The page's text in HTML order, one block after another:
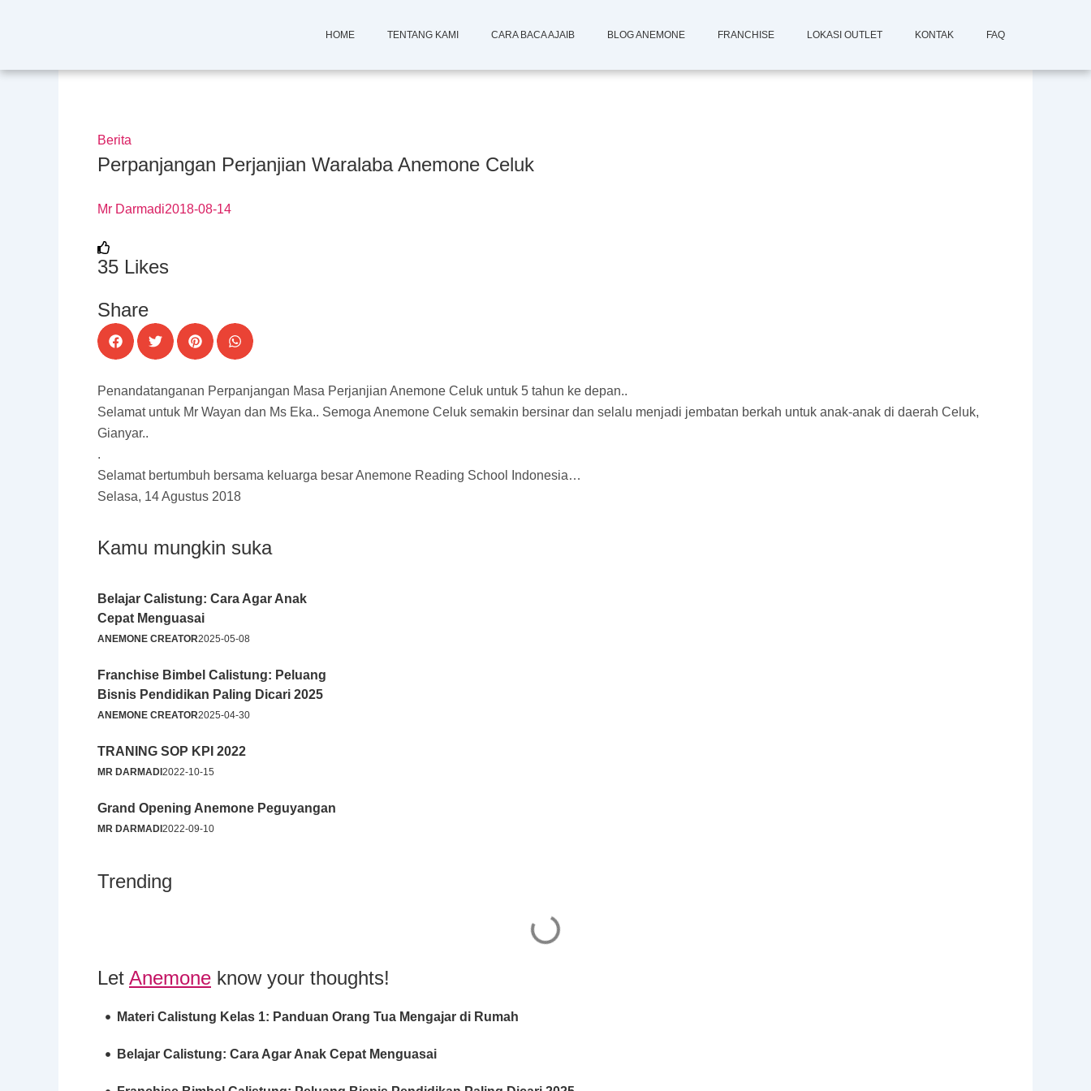
HOME TENTANG KAMI CARA BACA AJAIB BLOG ANEMONE FRANCHISE LOKASI OUTLET KONTAK FAQ
Berita
Perpanjangan Perjanjian Waralaba Anemone Celuk
Mr Darmadi2018-08-14
35 Likes
Share
Penandatanganan Perpanjangan Masa Perjanjian Anemone Celuk untuk 5 tahun ke depan..
Selamat untuk Mr Wayan dan Ms Eka.. Semoga Anemone Celuk semakin bersinar dan selalu menjadi jembatan berkah untuk anak-anak di daerah Celuk,
Gianyar..
.
Selamat bertumbuh bersama keluarga besar Anemone Reading School Indonesia…
Selasa, 14 Agustus 2018
Kamu mungkin suka
Belajar Calistung: Cara Agar Anak
Cepat Menguasai
ANEMONE CREATOR2025-05-08
Franchise Bimbel Calistung: Peluang
Bisnis Pendidikan Paling Dicari 2025
ANEMONE CREATOR2025-04-30
TRANING SOP KPI 2022
MR DARMADI 2022-10-15
Grand Opening Anemone Peguyangan
MR DARMADI 2022-09-10
Trending
Let Anemone know your thoughts!
Materi Calistung Kelas 1: Panduan Orang Tua Mengajar di Rumah
Belajar Calistung: Cara Agar Anak Cepat Menguasai